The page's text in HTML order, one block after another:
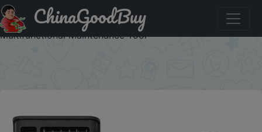
Придбати Magnetic Screwdriver Set 25 In 1 Kit Bits
Precision Electronics Computer PC Phone Disassembly
Multifunctional Maintenance Tool
ChinaGoodBuy